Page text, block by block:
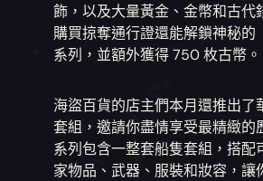
飾，以及大量黃金、金幣和古代
購買掠奪通行證還能解鎖神秘的
系列，並額外獲得 750 枚古幣。
海盜百貨的店主們本月還推出了
套組，邀請你盡情享受最精緻的
系列包含一整套船隻套組，搭配
家物品、武器、服裝和妝容，讓